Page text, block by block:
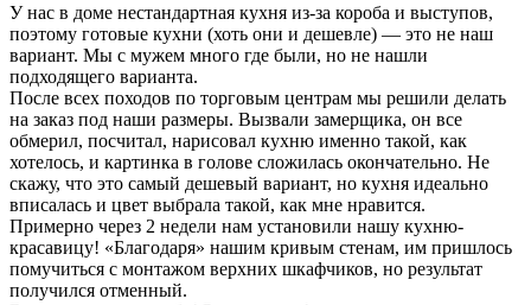
У нас в доме нестандартная кухня из-за короба и выступов,
поэтому готовые кухни (хоть они и дешевле) — это не наш
вариант. Мы с мужем много где были, но не нашли
подходящего варианта.
После всех походов по торговым центрам мы решили делать
на заказ под наши размеры. Вызвали замерщика, он все
обмерил, посчитал, нарисовал кухню именно такой, как
хотелось, и картинка в голове сложилась окончательно. Не
скажу, что это самый дешевый вариант, но кухня идеально
вписалась и цвет выбрала такой, как мне нравится.
Примерно через 2 недели нам установили нашу кухню-
красавицу! «Благодаря» нашим кривым стенам, им пришлось
помучиться с монтажом верхних шкафчиков, но результат
получился отменный.